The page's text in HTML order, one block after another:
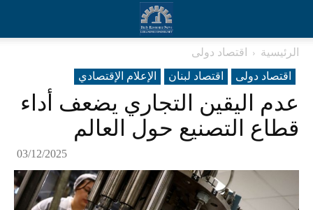
الرئيسية
اقتصاد دولی
اقتصاد دولی
اقتصاد لبنان الإعلام الإقتصادي
عدم اليقين التجاري يضعف أداء
قطاع التصنيع حول العالم
03/12/2025